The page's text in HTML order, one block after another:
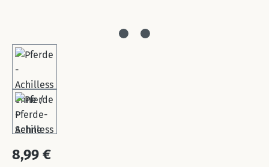
Regulärer Preis:
8,99 €